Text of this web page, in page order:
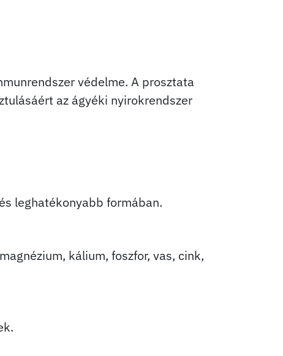
védelme. A prosztata
az ágyéki nyirokrendszer
leghatékonyabb formában.
kálium, foszfor, vas, cink,